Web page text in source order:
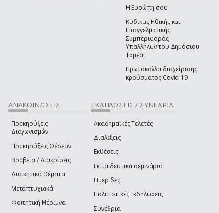
Η Ευρώπη σου
Κώδικας Ηθικής και
Επαγγελματικής
Συμπεριφοράς
Υπαλλήλων του Δημόσιου
Τομέα
Πρωτόκολλα διαχείρισης
κρούσματος Covid-19
ΑΝΑΚΟΙΝΩΣΕΙΣ
Προκηρύξεις
Διαγωνισμών
Προκηρύξεις Θέσεων
Βραβεία / Διακρίσεις
Διοικητικά Θέματα
Μεταπτυχιακά
Φοιτητική Μέριμνα
ΕΚΔΗΛΩΣΕΙΣ / ΣΥΝΕΔΡΙΑ
Ακαδημαϊκές Τελετές
Διαλέξεις
Εκθέσεις
Εκπαιδευτικά σεμινάρια
Ημερίδες
Πολιτιστικές Εκδηλώσεις
Συνέδρια